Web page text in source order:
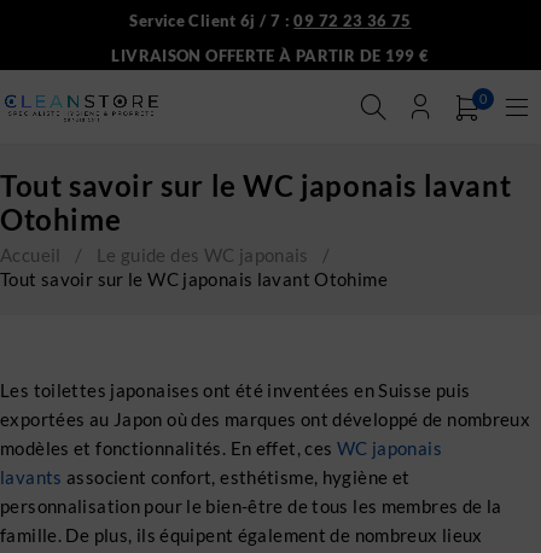
Service Client 6j / 7 :09 72 23 36 75
LIVRAISON OFFERTE À PARTIR DE 199 €
0
Tout savoir sur le WC japonais lavant
Otohime
Accueil / Le guide des WC japonais
/
Tout savoir sur le WC japonais lavant Otohime
Les toilettes japonaises ont été inventées en Suisse puis
exportées au Japon où des marques ont développé de nombreux
modèles et fonctionnalités. En effet, ces WC japonais
lavants associent confort, esthétisme, hygiène et
personnalisation pour le bien-être de tous les membres de la
famille. De plus, ils équipent également de nombreux lieux